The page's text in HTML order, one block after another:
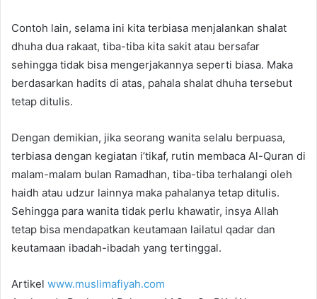
Contoh lain, selama ini kita terbiasa menjalankan shalat
dhuha dua rakaat, tiba-tiba kita sakit atau bersafar
sehingga tidak bisa mengerjakannya seperti biasa. Maka
berdasarkan hadits di atas, pahala shalat dhuha tersebut
tetap ditulis.
Dengan demikian, jika seorang wanita selalu berpuasa,
terbiasa dengan kegiatan i’tikaf, rutin membaca Al-Quran di
malam-malam bulan Ramadhan, tiba-tiba terhalangi oleh
haidh atau udzur lainnya maka pahalanya tetap ditulis.
Sehingga para wanita tidak perlu khawatir, insya Allah
tetap bisa mendapatkan keutamaan lailatul qadar dan
keutamaan ibadah-ibadah yang tertinggal.
Artikel www.muslimafiyah.com